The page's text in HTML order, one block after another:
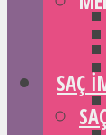
SAÇ